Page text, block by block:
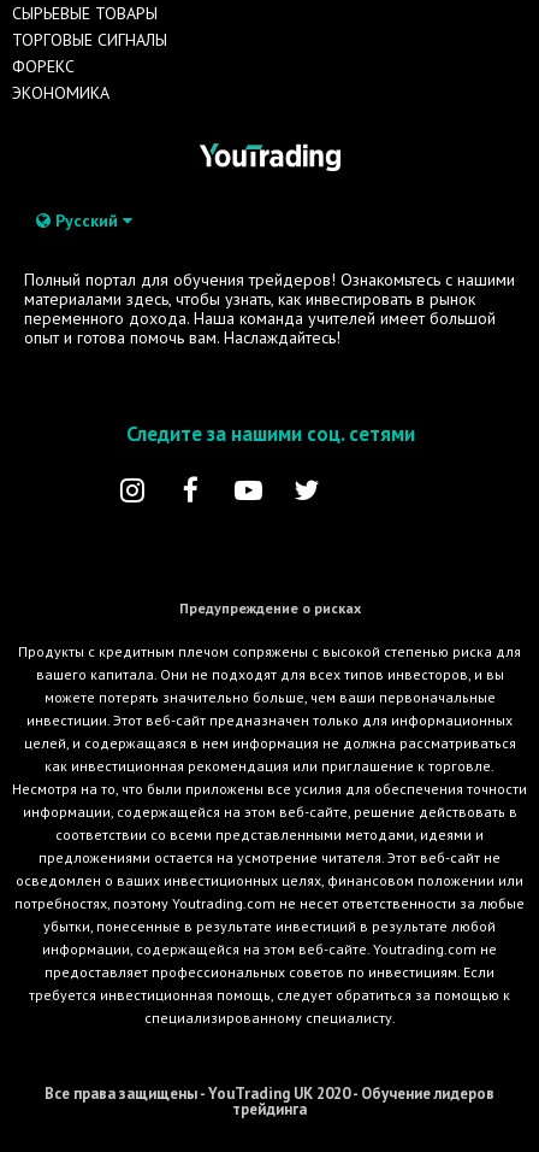
СЫРЬЕВЫЕ ТОВАРЫ
ТОРГОВЫЕ СИГНАЛЫ
ФОРЕКС
ЭКОНОМИКА
Русский
Полный портал для обучения трейдеров! Ознакомьтесь с нашими
материалами здесь, чтобы узнать, как инвестировать в рынок
переменного дохода. Наша команда учителей имеет большой
опыт и готова помочь вам. Наслаждайтесь!
Следите за нашими соц. сетями
Предупреждение о рисках
Продукты с кредитным плечом сопряжены с высокой степенью риска для
вашего капитала. Они не подходят для всех типов инвесторов, и вы
можете потерять значительно больше, чем ваши первоначальные
инвестиции. Этот веб-сайт предназначен только для информационных
целей, и содержащаяся в нем информация не должна рассматриваться
как инвестиционная рекомендация или приглашение к торговле.
Несмотря на то, что были приложены все усилия для обеспечения точности
информации, содержащейся на этом веб-сайте, решение действовать в
соответствии со всеми представленными методами, идеями и
предложениями остается на усмотрение читателя. Этот веб-сайт не
осведомлен о ваших инвестиционных целях, финансовом положении или
потребностях, поэтому Youtrading.com не несет ответственности за любые
убытки, понесенные в результате инвестиций в результате любой
информации, содержащейся на этом веб-сайте. Youtrading.com не
предоставляет профессиональных советов по инвестициям. Если
требуется инвестиционная помощь, следует обратиться за помощью к
специализированному специалисту.
Все права защищены - YouTrading UK 2020 - Обучение лидеров
трейдинга